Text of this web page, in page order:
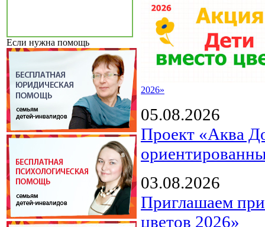
Если нужна помощь
2026»
05.08.2026
Проект «Аква
03.08.2026
Приглашаем
цветов 2026»